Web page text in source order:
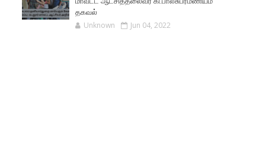
தகவல்
Unknown Jun 04, 2022